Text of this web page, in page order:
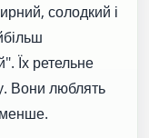
солодкий і
Їх ретельне
Вони люблять